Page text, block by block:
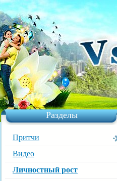
Разделы
Притчи
Видео
Личностный рост